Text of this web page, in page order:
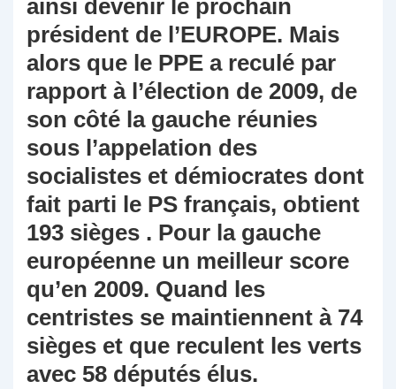
ainsi devenir le prochain
président de l’EUROPE. Mais
alors que le PPE a reculé par
rapport à l’élection de 2009, de
son côté la gauche réunies
sous l’appelation des
socialistes et démiocrates dont
fait parti le PS français, obtient
193 sièges . Pour la gauche
européenne un meilleur score
qu’en 2009. Quand les
centristes se maintiennent à 74
sièges et que reculent les verts
avec 58 députés élus.